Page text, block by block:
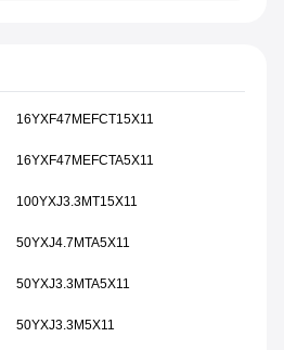
16YXF47MEFCT15X11
16YXF47MEFCTA5X11
100YXJ3.3MT15X11
50YXJ4.7MTA5X11
50YXJ3.3MTA5X11
50YXJ3.3M5X11